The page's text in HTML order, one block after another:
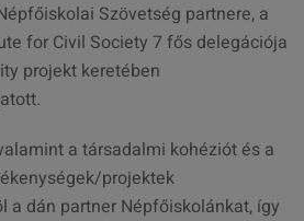
Szövetség partnere, a
for Civil Society 7 fős delegációja
projekt keretében
a társadalmi kohéziót és a
projektek
a dán partner Népfőiskolánkat, így